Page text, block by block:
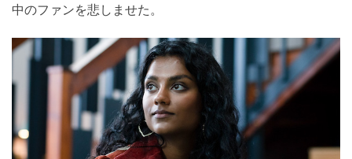
中のファンを悲しませた。